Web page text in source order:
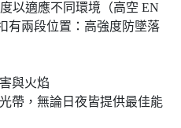
以適應不同環境（高空 EN
有兩段位置：高強度防墜落
與火焰
帶，無論日夜皆提供最佳能